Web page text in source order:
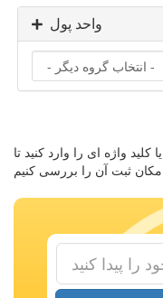
واحد پول
کلید واژه ای را وارد کنید تا